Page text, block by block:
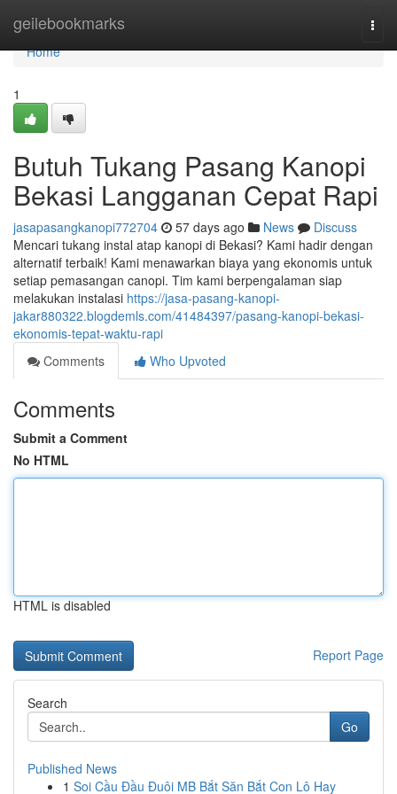
geilebookmarks
Home
Home
1
Butuh Tukang Pasang Kanopi
Bekasi Langganan Cepat Rapi
jasapasangkanopi772704 57 days ago News
Discuss
Mencari tukang instal atap kanopi di Bekasi? Kami hadir dengan
alternatif terbaik! Kami menawarkan biaya yang ekonomis untuk
setiap pemasangan canopi. Tim kami berpengalaman siap
melakukan instalasi https://jasa-pasang-kanopi-
jakar880322.blogdemls.com/41484397/pasang-kanopi-bekasi-
ekonomis-tepat-waktu-rapi
Comments
Who Upvoted
Comments
Submit a Comment
No HTML
HTML is disabled
Report Page
Search
Go
Published News
1 Soi Cầu Đầu Đuôi MB Bắt Săn Bắt Con Lô Hay